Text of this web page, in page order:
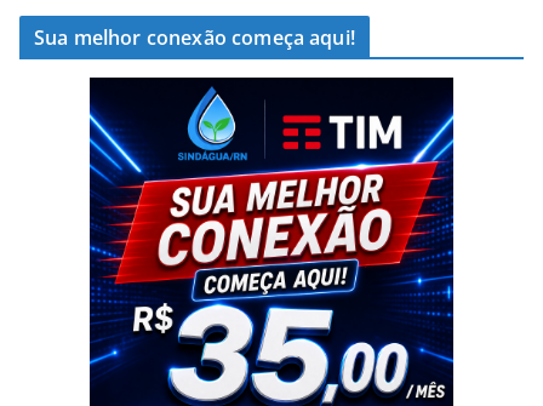
Sua melhor conexão começa aqui!